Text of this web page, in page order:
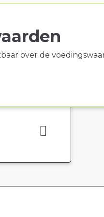
over de